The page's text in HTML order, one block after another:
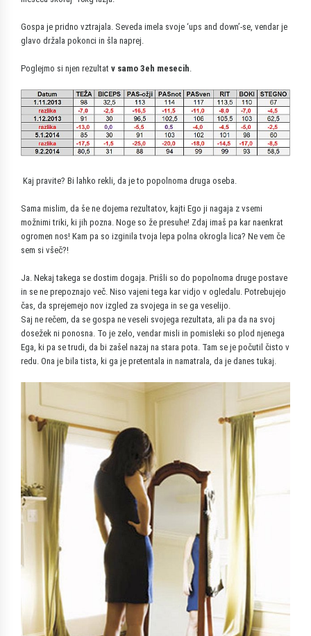
Gospa je pridno vztrajala. Seveda imela svoje ‘ups and down’-se, vendar je
glavo držala pokonci in šla naprej.
Poglejmo si njen rezultat v samo 3eh mesecih.
Kaj pravite? Bi lahko rekli, da je to popolnoma druga oseba.
Sama mislim, da še ne dojema rezultatov, kajti Ego ji nagaja z vsemi
možnimi triki, ki jih pozna. Noge so že presuhe! Zdaj imaš pa kar naenkrat
ogromen nos! Kam pa so izginila tvoja lepa polna okrogla lica? Ne vem če
sem si všeč?!
Ja. Nekaj takega se dostim dogaja. Prišli so do popolnoma druge postave
in se ne prepoznajo več. Niso vajeni tega kar vidjo v ogledalu. Potrebujejo
čas, da sprejemejo nov izgled za svojega in se ga veselijo.
Saj ne rečem, da se gospa ne veseli svojega rezultata, ali pa da na svoj
dosežek ni ponosna. To je zelo, vendar misli in pomisleki so plod njenega
Ega, ki pa se trudi, da bi zašel nazaj na stara pota. Tam se je počutil čisto v
redu. Ona je bila tista, ki ga je pretentala in namatrala, da je danes tukaj.